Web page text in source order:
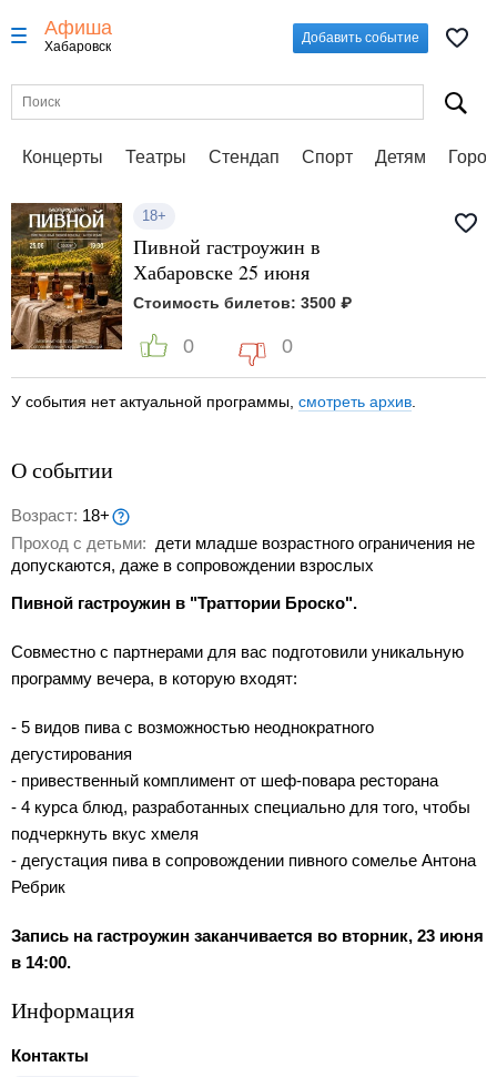
Афиша
Хабаровск
Добавить событие
Концерты Театры Стендап Спорт Детям
18+
Пивной гастроужин в
Хабаровске 25 июня
Стоимость билетов: 3500 ₽
0 0
У события нет актуальной программы, смотреть архив
О событии
Возраст: 18+
Проход с детьми: дети младше возрастного ограничения не
допускаются, даже в сопровождении взрослых
Пивной гастроужин в "Траттории Броско".
Совместно с партнерами для вас подготовили уникальную
программу вечера, в которую входят:
- 5 видов пива с возможностью неоднократного
дегустирования
- привественный комплимент от шеф-повара ресторана
- 4 курса блюд, разработанных специально для того, чтобы
подчеркнуть вкус хмеля
- дегустация пива в сопровождении пивного сомелье Антона
Ребрик
Запись на гастроужин заканчивается во вторник, 23 июня
в 14:00.
Информация
Контакты